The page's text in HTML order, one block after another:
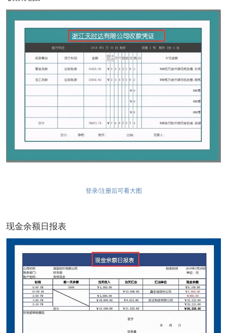
登录/注册后可看大图
现金余额日报表